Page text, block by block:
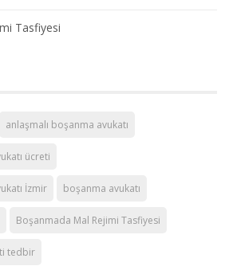
Tasfiyesi
anlaşmalı boşanma avukatı
ücreti
İzmir boşanma avukatı
Boşanmada Mal Rejimi Tasfiyesi
tedbir